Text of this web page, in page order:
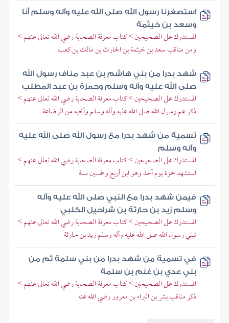
استصغرنا رسول الله صلى الله عليه وآله وسلم أنا
وسعد بن خيثمة
المستدرك على الصحيحين > كتاب معرفة الصحابة رضي الله تعالى عنهم >
ومن مناقب سعد بن خيثمة بن الحارث بن مالك بن كعب
شهد بدرا من بني هاشم بن عبد مناف رسول الله
صلى الله عليه وآله وسلم وحمزة بن عبد المطلب
المستدرك على الصحيحين > كتاب معرفة الصحابة رضي الله تعالى عنهم >
ذكر عم رسول الله صلى الله عليه وآله وسلم وأخيه من الرضاعة
تسمية من شهد بدرا مع رسول الله صلى الله عليه
وآله وسلم
المستدرك على الصحيحين > كتاب معرفة الصحابة رضي الله تعالى عنهم >
استشهد حمزة يوم أحد وهو ابن أربع وخمسين سنة
فيمن شهد بدرا مع النبي صلى الله عليه وآله
وسلم زيد بن حارثة بن شراحيل الكلبي
المستدرك على الصحيحين > كتاب معرفة الصحابة رضي الله تعالى عنهم >
تبني رسول الله صلى الله عليه وآله وسلم زيد بن حارثة
في تسمية من شهد بدرا من بني سلمة ثم من
بني عدي بن غنم بن سلمة
المستدرك على الصحيحين > كتاب معرفة الصحابة رضي الله تعالى عنهم >
ذكر مناقب بشر بن البراء بن معرور رضي الله عنه